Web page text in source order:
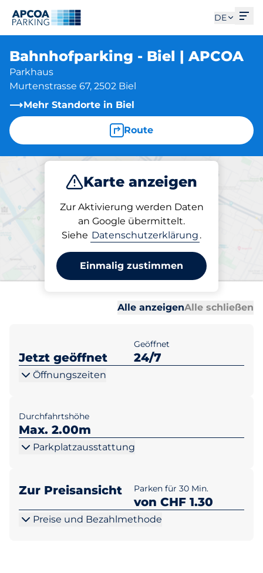
DE
Bahnhofparking - Biel | APCOA
Parkhaus
Murtenstrasse 67, 2502 Biel
Mehr Standorte in Biel
Route
Karte anzeigen
Zur Aktivierung werden Daten
an Google übermittelt.
Siehe Datenschutzerklärung .
Einmalig zustimmen
Laden
Laden am Standort
Bahnhofparking - Biel |
APCOA
Alle anzeigenAlle schließen
Jetzt geöffnet
Geöffnet
24/7
Öffnungszeiten
Durchfahrtshöhe
Max. 2.00m
Parkplatzausstattung
Zur Preisansicht Parken für 30 Min.
von CHF 1.30
Preise und Bezahlmethode